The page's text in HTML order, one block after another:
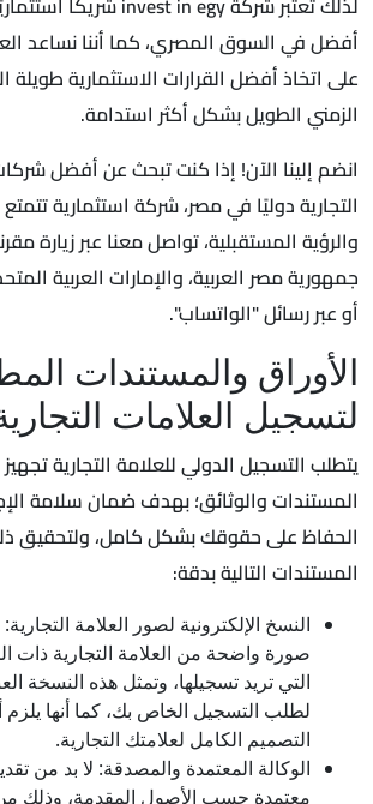
أفضل في السوق المصري، كما أننا نساعد
على اتخاذ أفضل القرارات الاستثمارية
الزمني الطويل بشكل أكثر استدامة.
انضم إلينا الآن! إذا كنت تبحث عن أفضل
التجارية دوليًا في مصر، شركة استثمارية
والرؤية المستقبلية، تواصل معنا عبر زيارة
جمهورية مصر العربية، والإمارات العربية
أو عبر رسائل "الواتساب".
الأوراق والمستندات
لتسجيل العلامات
يتطلب التسجيل الدولي للعلامة التجارية
المستندات والوثائق؛ بهدف ضمان سلامة
الحفاظ على حقوقك بشكل كامل، ولتحقيق
المستندات التالية بدقة:
النسخ الإلكترونية لصور العلامة
صورة واضحة من العلامة التجارية ذات
التي تريد تسجيلها، وتمثل هذه النسخة
لطلب التسجيل الخاص بك، كما أنها
التصميم الكامل لعلامتك التجارية.
الوكالة المعتمدة والمصدقة: لا بد من
معتمدة حسب الأصول المقدمة، وذلك